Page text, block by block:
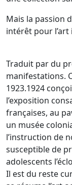
Mais la passion
intérêt pour
Traduit par du
manifestations.
1923.1924
l’exposition
françaises, au
un musée
l’instruction de
susceptible de
adolescents
Il est du reste